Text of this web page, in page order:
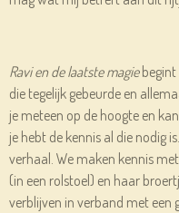
Ravi en de laatste magie
die tegelijk gebeurde en
je meteen op de hoogte en
je hebt de kennis al die nodig
verhaal. We maken kennis
(in een rolstoel) en haar
verblijven in verband met een